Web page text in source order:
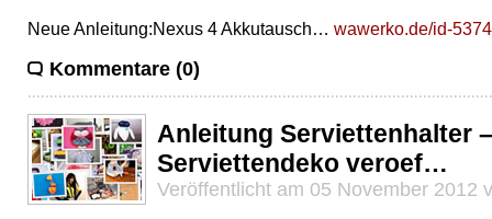
Neue Anleitung:Nexus 4 Akkutausch… wawerko.de/id-
Kommentare (0)
Anleitung Serviettenhalter –
Serviettendeko veroef…
Veröffentlicht am 05 November 2012